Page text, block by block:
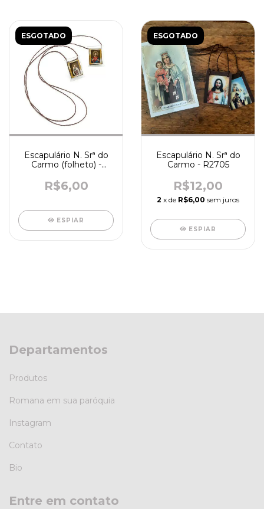
ESGOTADO
Escapulário N. Srª do
Carmo (folheto) -
R$6,00
ESPIAR
ESGOTADO
Escapulário N. Srª do
Carmo - R2705
R$12,00
2 x de R$6,00 sem juros
ESPIAR
Departamentos
Produtos
Romana em sua paróquia
Instagram
Contato
Bio
Entre em contato